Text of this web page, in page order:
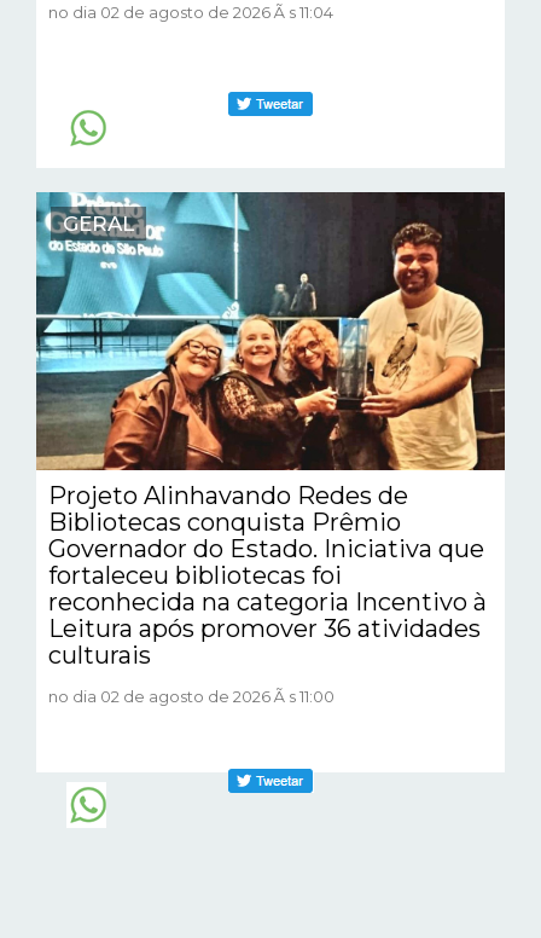
no dia 02 de agosto de 2026 Ã s 11:04
GERAL
Projeto Alinhavando Redes de
Bibliotecas conquista Prêmio
Governador do Estado. Iniciativa que
fortaleceu bibliotecas foi
reconhecida na categoria Incentivo à
Leitura após promover 36 atividades
culturais
no dia 02 de agosto de 2026 Ã s 11:00